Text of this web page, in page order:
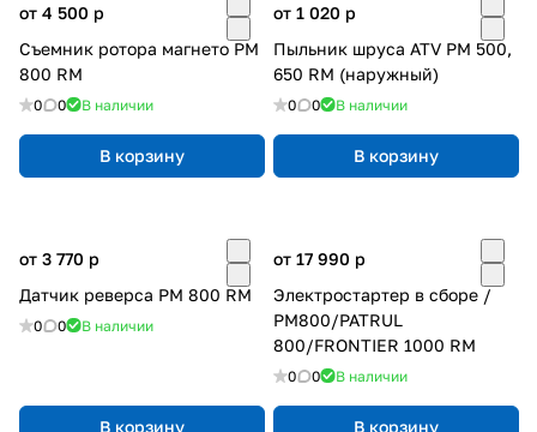
от 4 500 p
Съемник ротора магнето РM
800 RM
0 0 В наличии
В корзину
от 1 020 p
Пыльник шруса ATV РМ 500,
650 RM (наружный)
0 0 В наличии
В корзину
от 3 770 p
Датчик реверса РМ 800 RM
0 0 В наличии
В корзину
от 17 990 p
Электростартер в сборе /
РМ800/PATRUL
800/FRONTIER 1000 RM
0 0 В наличии
В корзину